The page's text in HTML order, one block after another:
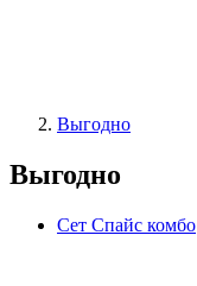
Выгодно
Выгодно
Сет Спайс комбо